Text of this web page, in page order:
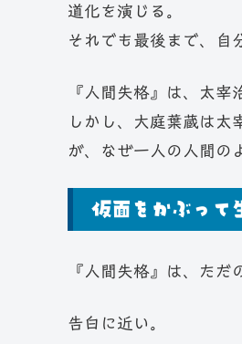
道化を演じる。
それでも最後まで、自
『人間失格』は、太宰
しかし、大庭葉蔵は太
が、なぜ一人の人間の
仮面をかぶって
『人間失格』は、ただ
告白に近い。